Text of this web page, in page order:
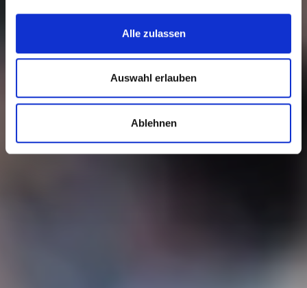
Alle zulassen
Auswahl erlauben
Ablehnen
Rhein-Main liest das
Grundgesetz